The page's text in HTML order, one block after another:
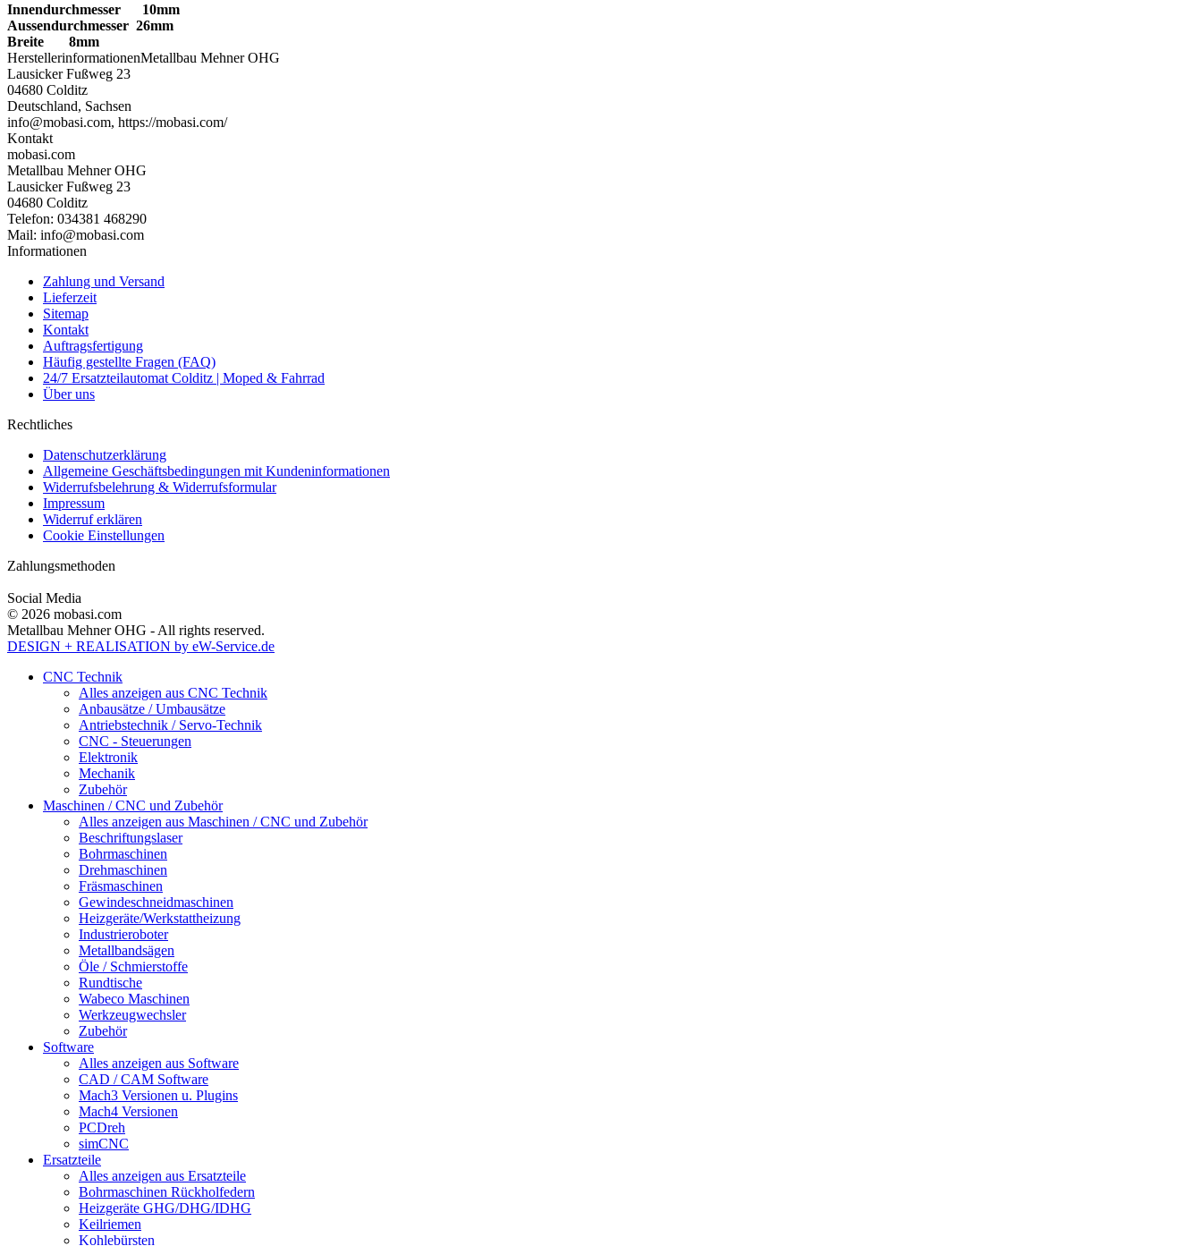
Innendurchmesser 10mm
Aussendurchmesser 26mm
Breite 8mm
HerstellerinformationenMetallbau Mehner OHG
Lausicker Fußweg 23
04680 Colditz
Deutschland, Sachsen
info@mobasi.com, https://mobasi.com/
Kontakt
mobasi.com
Metallbau Mehner OHG
Lausicker Fußweg 23
04680 Colditz
Telefon: 034381 468290
Mail: info@mobasi.com
Informationen
Zahlung und Versand
Lieferzeit
Sitemap
Kontakt
Auftragsfertigung
Häufig gestellte Fragen (FAQ)
24/7 Ersatzteilautomat Colditz | Moped & Fahrrad
Über uns
Rechtliches
Datenschutzerklärung
Allgemeine Geschäftsbedingungen mit Kundeninformationen
Widerrufsbelehrung & Widerrufsformular
Impressum
Widerruf erklären
Cookie Einstellungen
Zahlungsmethoden
Social Media
© 2026 mobasi.com
Metallbau Mehner OHG - All rights reserved.
DESIGN + REALISATION by eW-Service.de
CNC Technik
Alles anzeigen aus CNC Technik
Anbausätze / Umbausätze
Antriebstechnik / Servo-Technik
CNC - Steuerungen
Elektronik
Mechanik
Zubehör
Maschinen / CNC und Zubehör
Alles anzeigen aus Maschinen / CNC und Zubehör
Beschriftungslaser
Bohrmaschinen
Drehmaschinen
Fräsmaschinen
Gewindeschneidmaschinen
Heizgeräte/Werkstattheizung
Industrieroboter
Metallbandsägen
Öle / Schmierstoffe
Rundtische
Wabeco Maschinen
Werkzeugwechsler
Zubehör
Software
Alles anzeigen aus Software
CAD / CAM Software
Mach3 Versionen u. Plugins
Mach4 Versionen
PCDreh
simCNC
Ersatzteile
Alles anzeigen aus Ersatzteile
Bohrmaschinen Rückholfedern
Heizgeräte GHG/DHG/IDHG
Keilriemen
Kohlebürsten